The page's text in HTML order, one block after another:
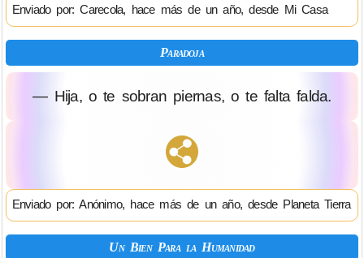
Enviado por: Carecola, hace más de un año, desde Mi Casa
Paradoja
— Hija, o te sobran piernas, o te falta falda.
Enviado por: Anónimo, hace más de un año, desde Planeta Tierra
Un Bien Para la Humanidad